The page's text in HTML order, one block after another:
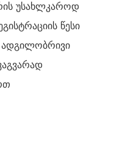
უსახლკაროდ
წესი
ადგილობრივი